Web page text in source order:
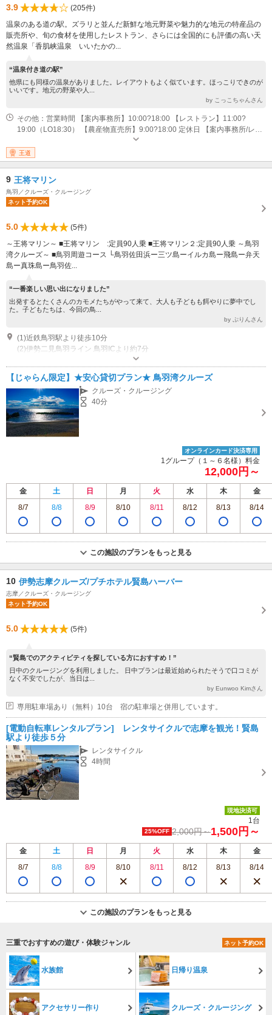
3.9
(205件)
温泉のある道の駅。ズラリと並んだ新鮮な地元野菜や魅力的な地元の特産品の
販売所や、旬の食材を使用したレストラン、さらには全国的にも評価の高い天
然温泉「香肌峡温泉 いいたかの...
“温泉付き道の駅”
他県にも同様の温泉がありました。レイアウトもよく似ています。ほっこりできのが
いいです。地元の野菜や人...
by こっこちゃんさん
その他：営業時間 【案内事務所】10:00?18:00 【レストラン】11:00?
19:00（LO18:30） 【農産物直売所】9:00?18:00 定休日 【案内事務所/レス
トラン】水曜日（祝日の場合は翌平日）、12/31?1/1 【農産物直売所】6
月・12月の第2水曜、12/31?1/1
王道
9 王将マリン
鳥羽／クルーズ・クルージング
ネット予約OK
5.0
(5件)
～王将マリン～ ■王将マリン :定員90人乗 ■王将マリン２:定員90人乗 ～鳥羽
湾クルーズ～ ■鳥羽周遊コース └鳥羽佐田浜ー三ツ島ーイルカ島ー飛島ー弁天
島ー真珠島ー鳥羽佐...
“一番楽しい思い出になりました”
出発するとたくさんのカモメたちがやって来て、大人も子どもも餌やりに夢中でし
た。子どもたちは、今回の鳥...
by ぷりんさん
(1)近鉄鳥羽駅より徒歩10分
(2)伊勢二見鳥羽ライン 鳥羽ICより約7分
営業時間：午前8時30分～午後4時30分
【じゃらん限定】★安心貸切プラン★ 鳥羽湾クルーズ
クルーズ・クルージング
40分
オンラインカード決済専用
1グループ（１～６名様）料金
12,000円～
金 土 日 月 火 水 木
金
8/7
8/8 8/9 8/10 8/11 8/12 8/13 8/14
この施設のプランをもっと見る
10 伊勢志摩クルーズ/プチホテル賢島ハーバー
志摩／クルーズ・クルージング
ネット予約OK
5.0 (5件)
“賢島でのアクティビティを探している方におすすめ！”
日中のクルージングを利用しました。 日中プランは最近始められたそうで口コミが
なく不安でしたが、当日は...
by Eunwoo Kimさん
専用駐車場あり（無料）10台 宿の駐車場と併用しています。
[電動自転車レンタルプラン] レンタサイクルで志摩を観光！賢島
駅より徒歩５分
レンタサイクル
4時間
現地決済可
1台
25%OFF 2,000円～1,500円～
金 土 日 月 火 水 木
金
8/7
8/8 8/9 8/10 8/11 8/12 8/13 8/14
この施設のプランをもっと見る
三重でおすすめの遊び・体験ジャンル ネット予約OK
水族館 日帰り温泉
アクセサリー作り クルーズ・クルージング